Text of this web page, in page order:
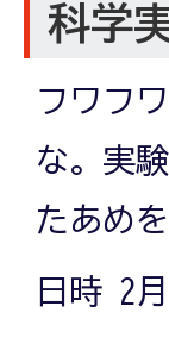
科学
フワフ
な。実
たあめ
日時 2